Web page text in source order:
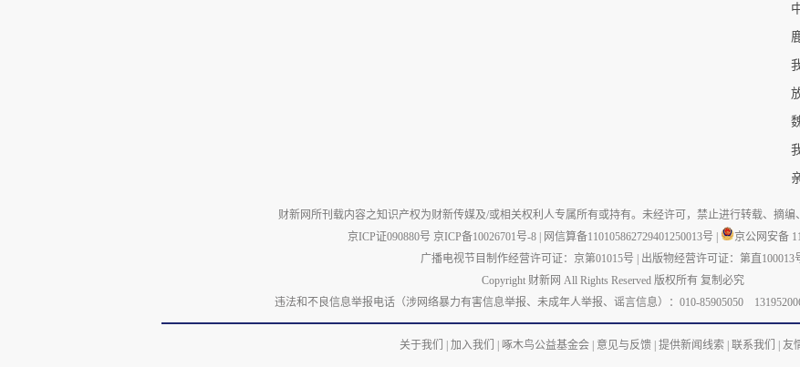
财新网所刊载内容之知识产权为财新传媒及/或相关权利人专属所有或持有。未经许可，禁止进行转载、摘编
京ICP证090880号 京ICP备10026701号-8 网信算备110105862729401250013号
京公网安备
广播电视节目制作经营许可证：京第01015号
出版物经营许可证：第直100013
Copyright 财新网 All Rights Reserved 版权所有 复制必究
违法和不良信息举报电话（涉网络暴力有害信息举报、未成年人举报、谣言信息）：010-85905050
关于我们 加入我们 啄木鸟公益基金会 意见与反馈 提供新闻线索 联系我们 友